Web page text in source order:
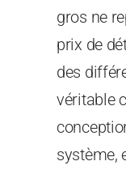
gros ne
prix de
des
véritable
système,